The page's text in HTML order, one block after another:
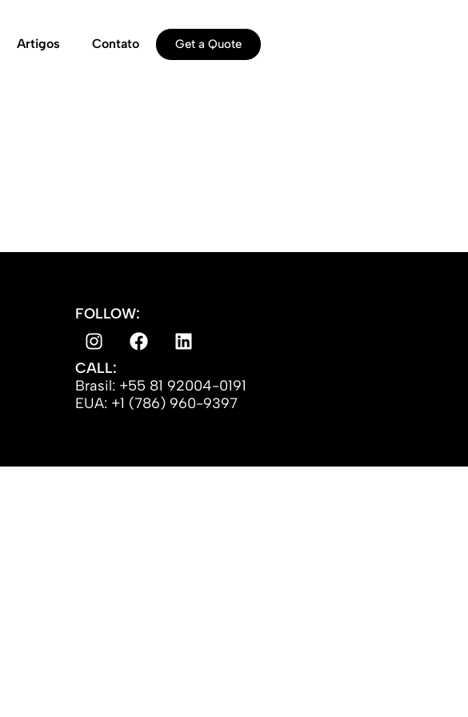
Artigos Contato Get a Quote
FOLLOW:
CALL:
Brasil: +55 81 92004-0191
EUA: +1 (786) 960-9397